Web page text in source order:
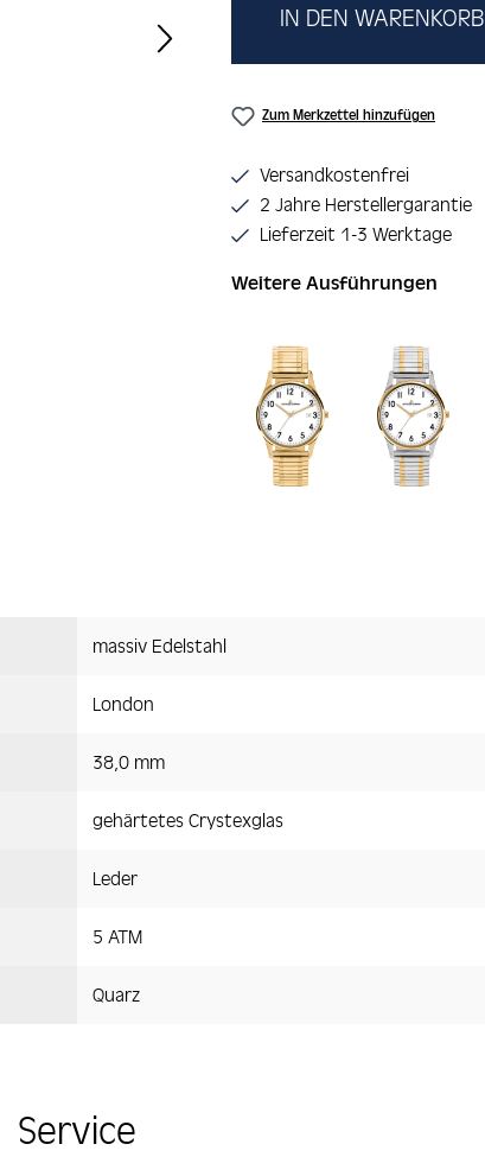
IN DEN WARENKORB
Zum Merkzettel hinzufügen
Versandkostenfrei
2 Jahre Herstellergarantie
Lieferzeit 1-3 Werktage
Weitere Ausführungen
Produktgalerie überspringen
massiv Edelstahl
London
38,0 mm
gehärtetes Crystexglas
Leder
5 ATM
Quarz
Service